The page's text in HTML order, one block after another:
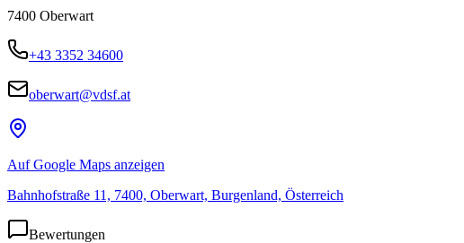
7400 Oberwart
+43 3352 34600
oberwart@vdsf.at
Auf Google Maps anzeigen
Bahnhofstraße 11, 7400, Oberwart, Burgenland, Österreich
Bewertungen